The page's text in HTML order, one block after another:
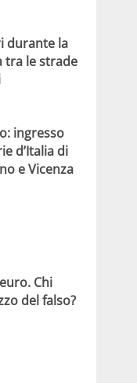
durante la
tra le strade
ingresso
d’Italia di
e Vicenza
Chi
del falso?